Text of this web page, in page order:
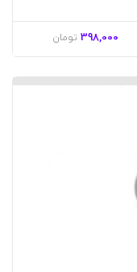
398,000 تومان